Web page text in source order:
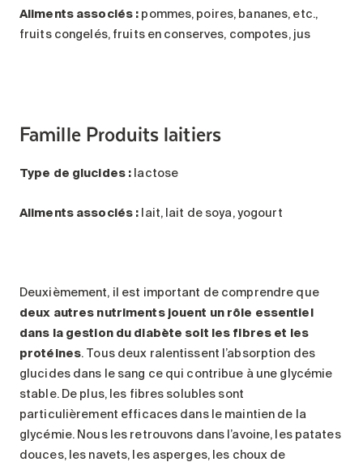
Aliments associés : pommes, poires, bananes, etc.,
fruits congelés, fruits en conserves, compotes, jus
Famille Produits laitiers
Type de glucides : lactose
Aliments associés : lait, lait de soya, yogourt
Deuxièmement, il est important de comprendre que
deux autres nutriments jouent un rôle essentiel
dans la gestion du diabète soit les fibres et les
protéines. Tous deux ralentissent l’absorption des
glucides dans le sang ce qui contribue à une glycémie
stable. De plus, les fibres solubles sont
particulièrement efficaces dans le maintien de la
glycémie. Nous les retrouvons dans l’avoine, les patates
douces, les navets, les asperges, les choux de